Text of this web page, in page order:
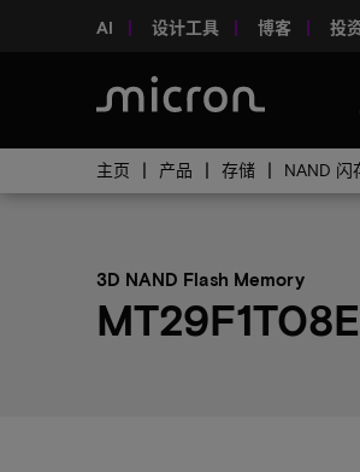
AI 设计工具 博客 投
主页 产品 存储 NAND 闪
3D NAND Flash Memory